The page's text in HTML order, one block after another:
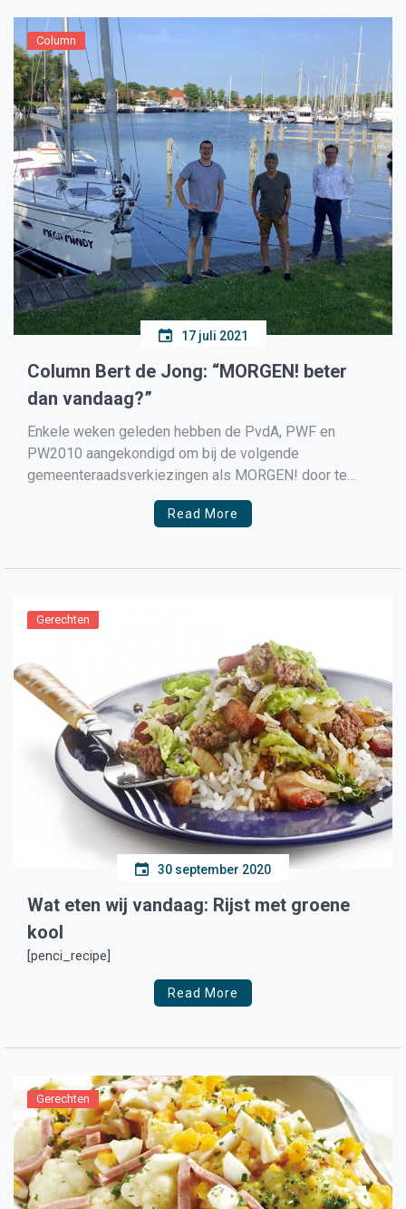
Column
17 juli 2021
Column Bert de Jong: “MORGEN! beter
dan vandaag?”
Enkele weken geleden hebben de PvdA, PWF en
PW2010 aangekondigd om bij de volgende
gemeenteraadsverkiezingen als MORGEN! door te
gaan. Hierdoor verdwijnen 3 kleine partijen en wordt er
door bundeling één krachtige nieuwe partij gevormd.
Read More
Gerechten
30 september 2020
Wat eten wij vandaag: Rijst met groene
kool
[penci_recipe]
Read More
Gerechten